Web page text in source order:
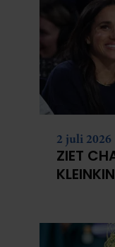
2 juli 2026
ZIET